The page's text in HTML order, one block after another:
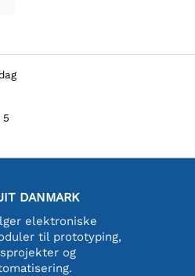
5
DANMARK
elektroniske
til prototyping,
og